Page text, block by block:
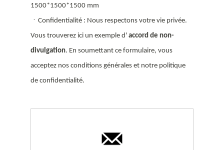
1500*1500*1500 mm
ㆍConfidentialité : Nous respectons votre vie privée.
Vous trouverez ici un exemple d' accord de non-
divulgation. En soumettant ce formulaire, vous
acceptez nos conditions générales et notre politique
de confidentialité.